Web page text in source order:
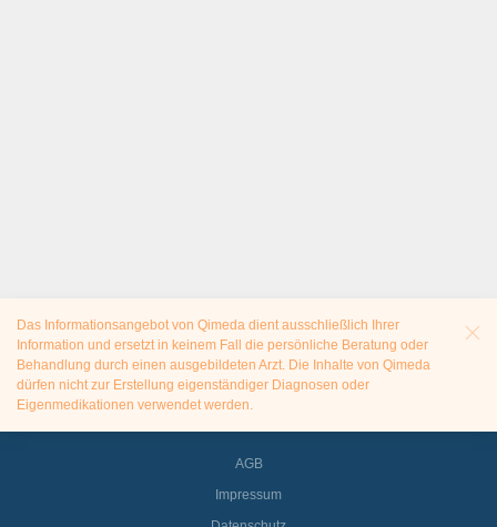
Das Informationsangebot von Qimeda dient ausschließlich Ihrer
Information und ersetzt in keinem Fall die persönliche Beratung oder
Behandlung durch einen ausgebildeten Arzt. Die Inhalte von Qimeda
dürfen nicht zur Erstellung eigenständiger Diagnosen oder
Eigenmedikationen verwendet werden.
AGB
Impressum